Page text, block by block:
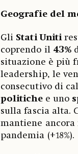
Geografie del
Gli Stati Uniti
coprendo il 43%
situazione è più
leadership, le
consecutivo di
politichee uno
sulla fascia alta.
mantiene ancora
pandemia (+18%).